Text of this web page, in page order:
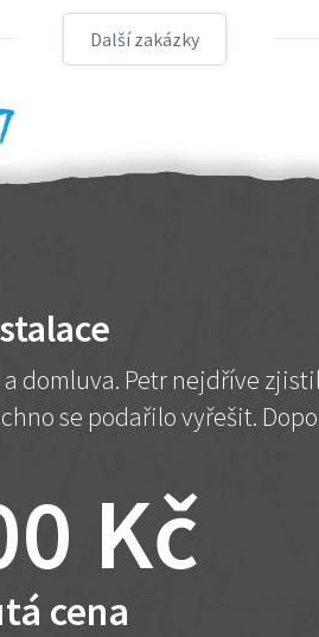
Další zakázky
domluva. Petr nejdříve
se podařilo vyřešit.
Kč
cena